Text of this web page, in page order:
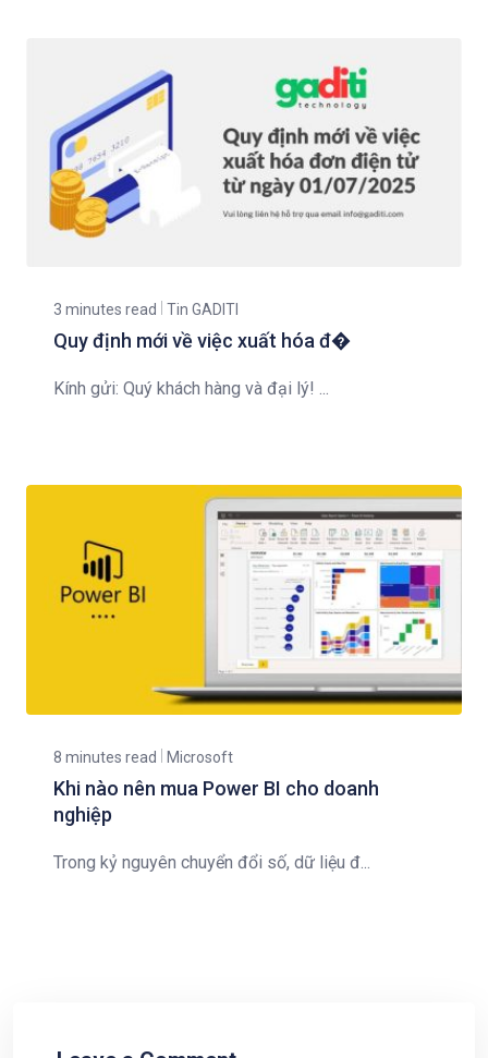
3 minutes read Tin GADITI
Quy định mới về việc xuất hóa đ�
Kính gửi: Quý khách hàng và đại lý! ...
8 minutes read Microsoft
Khi nào nên mua Power BI cho doanh
nghiệp
Trong kỷ nguyên chuyển đổi số, dữ liệu đ...